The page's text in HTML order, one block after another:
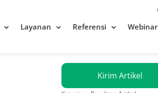
Layanan Referensi Webinar
Kirim Artikel